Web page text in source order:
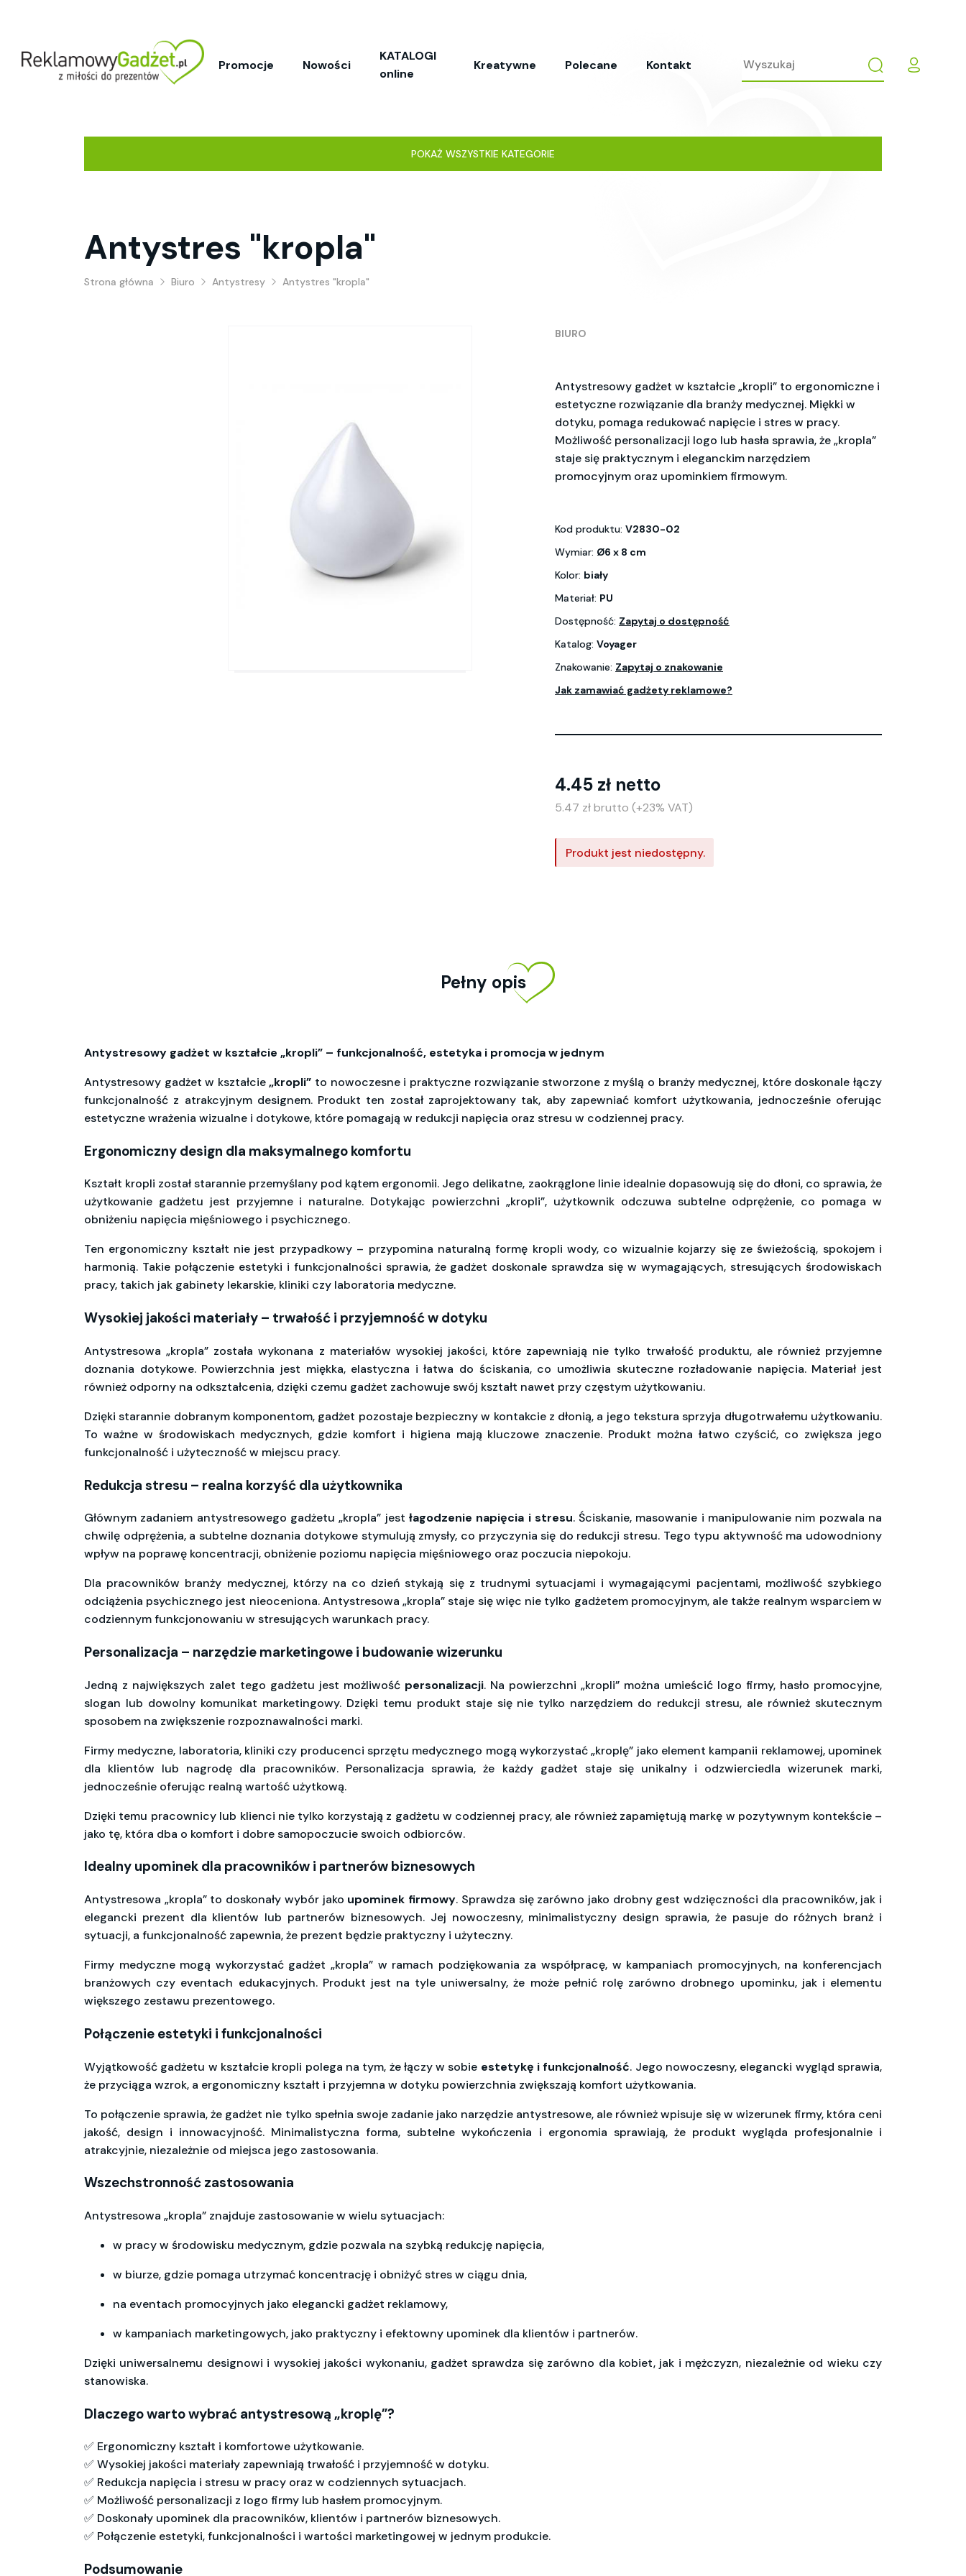
Promocje Nowości
KATALOGI
online
Kreatywne Polecane Kontakt
POKAŻ WSZYSTKIE KATEGORIE
Antystres "kropla"
Strona główna Biuro Antystresy Antystres "kropla"
BIURO
Antystresowy gadżet w kształcie „kropli” to ergonomiczne i
estetyczne rozwiązanie dla branży medycznej. Miękki w
dotyku, pomaga redukować napięcie i stres w pracy.
Możliwość personalizacji logo lub hasła sprawia, że „kropla”
staje się praktycznym i eleganckim narzędziem
promocyjnym oraz upominkiem firmowym.
Kod produktu: V2830-02
Wymiar: Ø6 x 8 cm
Kolor: biały
Materiał: PU
Dostępność: Zapytaj o dostępność
Katalog: Voyager
Znakowanie: Zapytaj o znakowanie
Jak zamawiać gadżety reklamowe?
4.45 zł netto
5.47 zł brutto (+23% VAT)
Produkt jest niedostępny.
Pełny opis
Antystresowy gadżet w kształcie „kropli” – funkcjonalność, estetyka i promocja w jednym
Antystresowy gadżet w kształcie„kropli” to nowoczesne i praktyczne rozwiązanie stworzone z myślą o branży medycznej, które doskonale łączy
funkcjonalność z atrakcyjnym designem. Produkt ten został zaprojektowany tak, aby zapewniać komfort użytkowania, jednocześnie oferując
estetyczne wrażenia wizualne i dotykowe, które pomagają w redukcji napięcia oraz stresu w codziennej pracy.
Ergonomiczny design dla maksymalnego komfortu
Kształt kropli został starannie przemyślany pod kątem ergonomii. Jego delikatne, zaokrąglone linie idealnie dopasowują się do dłoni, co sprawia, że
użytkowanie gadżetu jest przyjemne i naturalne. Dotykając powierzchni „kropli”, użytkownik odczuwa subtelne odprężenie, co pomaga w
obniżeniu napięcia mięśniowego i psychicznego.
Ten ergonomiczny kształt nie jest przypadkowy – przypomina naturalną formę kropli wody, co wizualnie kojarzy się ze świeżością, spokojem i
harmonią. Takie połączenie estetyki i funkcjonalności sprawia, że gadżet doskonale sprawdza się w wymagających, stresujących środowiskach
pracy, takich jak gabinety lekarskie, kliniki czy laboratoria medyczne.
Wysokiej jakości materiały – trwałość i przyjemność w dotyku
Antystresowa „kropla” została wykonana z materiałów wysokiej jakości, które zapewniają nie tylko trwałość produktu, ale również przyjemne
doznania dotykowe. Powierzchnia jest miękka, elastyczna i łatwa do ściskania, co umożliwia skuteczne rozładowanie napięcia. Materiał jest
również odporny na odkształcenia, dzięki czemu gadżet zachowuje swój kształt nawet przy częstym użytkowaniu.
Dzięki starannie dobranym komponentom, gadżet pozostaje bezpieczny w kontakcie z dłonią, a jego tekstura sprzyja długotrwałemu użytkowaniu.
To ważne w środowiskach medycznych, gdzie komfort i higiena mają kluczowe znaczenie. Produkt można łatwo czyścić, co zwiększa jego
funkcjonalność i użyteczność w miejscu pracy.
Redukcja stresu – realna korzyść dla użytkownika
Głównym zadaniem antystresowego gadżetu „kropla” jest łagodzenie napięcia i stresu. Ściskanie, masowanie i manipulowanie nim pozwala na
chwilę odprężenia, a subtelne doznania dotykowe stymulują zmysły, co przyczynia się do redukcji stresu. Tego typu aktywność ma udowodniony
wpływ na poprawę koncentracji, obniżenie poziomu napięcia mięśniowego oraz poczucia niepokoju.
Dla pracowników branży medycznej, którzy na co dzień stykają się z trudnymi sytuacjami i wymagającymi pacjentami, możliwość szybkiego
odciążenia psychicznego jest nieoceniona. Antystresowa „kropla” staje się więc nie tylko gadżetem promocyjnym, ale także realnym wsparciem w
codziennym funkcjonowaniu w stresujących warunkach pracy.
Personalizacja – narzędzie marketingowe i budowanie wizerunku
Jedną z największych zalet tego gadżetu jest możliwość personalizacji. Na powierzchni „kropli” można umieścić logo firmy, hasło promocyjne,
slogan lub dowolny komunikat marketingowy. Dzięki temu produkt staje się nie tylko narzędziem do redukcji stresu, ale również skutecznym
sposobem na zwiększenie rozpoznawalności marki.
Firmy medyczne, laboratoria, kliniki czy producenci sprzętu medycznego mogą wykorzystać „kroplę” jako element kampanii reklamowej, upominek
dla klientów lub nagrodę dla pracowników. Personalizacja sprawia, że każdy gadżet staje się unikalny i odzwierciedla wizerunek marki,
jednocześnie oferując realną wartość użytkową.
Dzięki temu pracownicy lub klienci nie tylko korzystają z gadżetu w codziennej pracy, ale również zapamiętują markę w pozytywnym kontekście –
jako tę, która dba o komfort i dobre samopoczucie swoich odbiorców.
Idealny upominek dla pracowników i partnerów biznesowych
Antystresowa „kropla” to doskonały wybór jako upominek firmowy. Sprawdza się zarówno jako drobny gest wdzięczności dla pracowników, jak i
elegancki prezent dla klientów lub partnerów biznesowych. Jej nowoczesny, minimalistyczny design sprawia, że pasuje do różnych branż i
sytuacji, a funkcjonalność zapewnia, że prezent będzie praktyczny i użyteczny.
Firmy medyczne mogą wykorzystać gadżet „kropla” w ramach podziękowania za współpracę, w kampaniach promocyjnych, na konferencjach
branżowych czy eventach edukacyjnych. Produkt jest na tyle uniwersalny, że może pełnić rolę zarówno drobnego upominku, jak i elementu
większego zestawu prezentowego.
Połączenie estetyki i funkcjonalności
Wyjątkowość gadżetu w kształcie kropli polega na tym, że łączy w sobie estetykę i funkcjonalność. Jego nowoczesny, elegancki wygląd sprawia,
że przyciąga wzrok, a ergonomiczny kształt i przyjemna w dotyku powierzchnia zwiększają komfort użytkowania.
To połączenie sprawia, że gadżet nie tylko spełnia swoje zadanie jako narzędzie antystresowe, ale również wpisuje się w wizerunek firmy, która ceni
jakość, design i innowacyjność. Minimalistyczna forma, subtelne wykończenia i ergonomia sprawiają, że produkt wygląda profesjonalnie i
atrakcyjnie, niezależnie od miejsca jego zastosowania.
Wszechstronność zastosowania
Antystresowa „kropla” znajduje zastosowanie w wielu sytuacjach:
w pracy w środowisku medycznym, gdzie pozwala na szybką redukcję napięcia,
w biurze, gdzie pomaga utrzymać koncentrację i obniżyć stres w ciągu dnia,
na eventach promocyjnych jako elegancki gadżet reklamowy,
w kampaniach marketingowych, jako praktyczny i efektowny upominek dla klientów i partnerów.
Dzięki uniwersalnemu designowi i wysokiej jakości wykonaniu, gadżet sprawdza się zarówno dla kobiet, jak i mężczyzn, niezależnie od wieku czy
stanowiska.
Dlaczego warto wybrać antystresową „kroplę”?
✅ Ergonomiczny kształt i komfortowe użytkowanie.
✅ Wysokiej jakości materiały zapewniają trwałość i przyjemność w dotyku.
✅ Redukcja napięcia i stresu w pracy oraz w codziennych sytuacjach.
✅ Możliwość personalizacji z logo firmy lub hasłem promocyjnym.
✅ Doskonały upominek dla pracowników, klientów i partnerów biznesowych.
✅ Połączenie estetyki, funkcjonalności i wartości marketingowej w jednym produkcie.
Podsumowanie